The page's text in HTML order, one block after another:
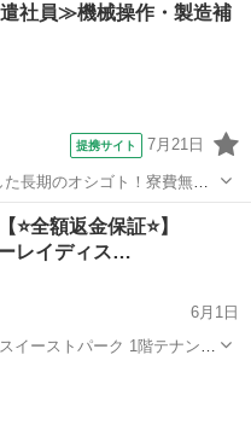
社員≫機械操作・製造補
提携サイト 7月21日
長期のオシゴト！寮費無料
躍中★未経験活躍中！高時
⭐️全額返金保証⭐️】
レイディス…
6月1日